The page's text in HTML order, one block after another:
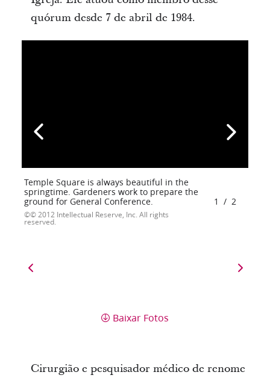
quórum desde 7 de abril de 1984.
Temple Square is always beautiful in the
springtime. Gardeners work to prepare the
ground for General Conference.
© 2012 Intellectual Reserve, Inc. All rights
reserved.
1 / 2
Baixar Fotos
Cirurgião e pesquisador médico de renome